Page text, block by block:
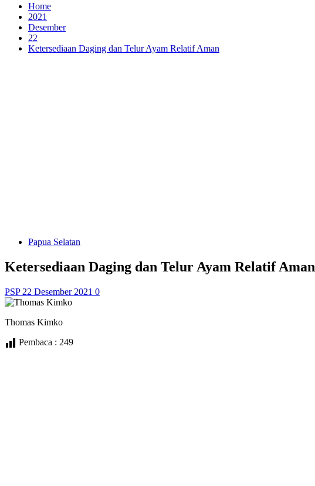
Home
2021
Desember
22
Ketersediaan Daging dan Telur Ayam Relatif Aman
Papua Selatan
Ketersediaan Daging dan Telur Ayam Relatif Aman
PSP 22 Desember 2021 0
Thomas Kimko
Pembaca : 249